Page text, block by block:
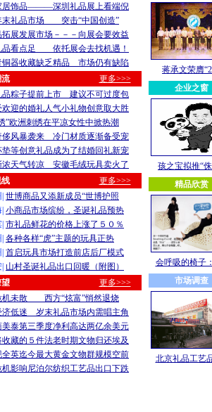
居饰品———深圳礼品展上看端倪
末礼品市场 突击“中国创造”
拓展发展市场－－－向展会要效益
品看点足 依托展会去找机遇！
铜器收藏缺乏精品 市场仍有缺陷
更多>>>
品粽子提前上市 建议不可过度包
欢迎的婚礼人气小礼物创意取大胜
”欧洲刺绣在平凉女性中掀热潮
侈风暴袭来 冷门材质逐渐备受宠
垫等创意礼品成为了结婚回礼新宠
浓天气转凉 安徽毛绒玩具卖火了
更多>>>
世博商品又添新成员“世博护照
小商品市场缤纷，圣诞礼品预热
市礼品鲜花的价格上涨了５０％
各种各样“虎”主题的玩具正热
首启玩具市场打造前店后厂模式
山村圣诞礼品出口回暖（附图）
更多>>>
机未散 西方“炫富”悄然退烧
济低迷 岁末礼品市场内需唱主角
美泰第三季度净利高达两亿余美元
收藏的５件法老时期文物归还埃及
全英迄今最大黄金文物群规模空前
机影响尼泊尔纺织工艺品出口下跌
蒋承文荣膺
企业之窗
孩之宝拟推“
精品欣赏
会呼吸的椅子
市场调查
北京礼品工艺